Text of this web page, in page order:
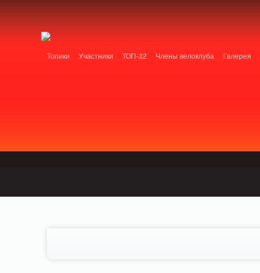
Топики Участники ТОП-32 Члены велоклуба Галерея